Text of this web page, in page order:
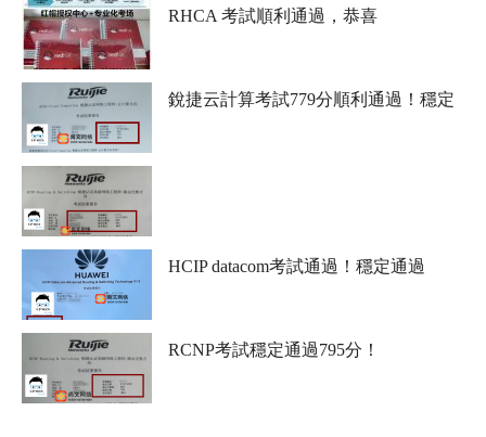
RHCA 考試順利通過，恭喜
銳捷云計算考試779分順利通過！穩定
RCNP考試通過，這個分數比較絕！是個狠人
HCIP datacom考試通過！穩定通過
RCNP考試穩定通過795分！